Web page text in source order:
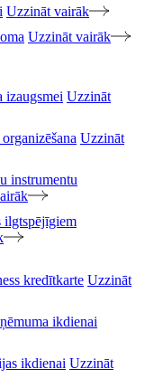
Uzzināt vairāk
Uzzināt vairāk
izaugsmei Uzzināt
Uzzināt
instrumentu
ilgtspējīgiem
kredītkarte Uzzināt
ikdienai
ikdienai Uzzināt